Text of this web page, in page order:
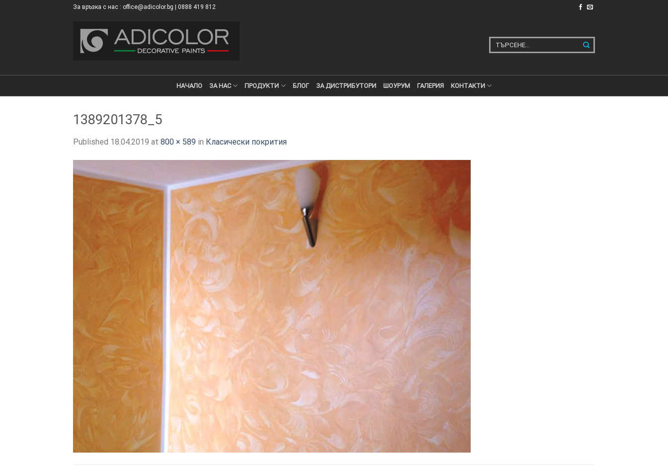
За връзка с нас : office@adicolor.bg | 0888 419 812
за:
НАЧАЛО ЗА НАС ПРОДУКТИ БЛОГ ЗА ДИСТРИБУТОРИ ШОУРУМ ГАЛЕРИЯ КОНТАКТИ
1389201378_5
Published 18.04.2019 at 800 × 589 in Класически покрития
×
ТОЗИ САЙТ ИЗПОЛЗВА БИСКВИТКИ.
ПОВЕЧЕ ИНФОРМАЦИЯ МОЖЕТЕ ДА
НАМЕРИТЕ ТУК.
ОПЦИИ